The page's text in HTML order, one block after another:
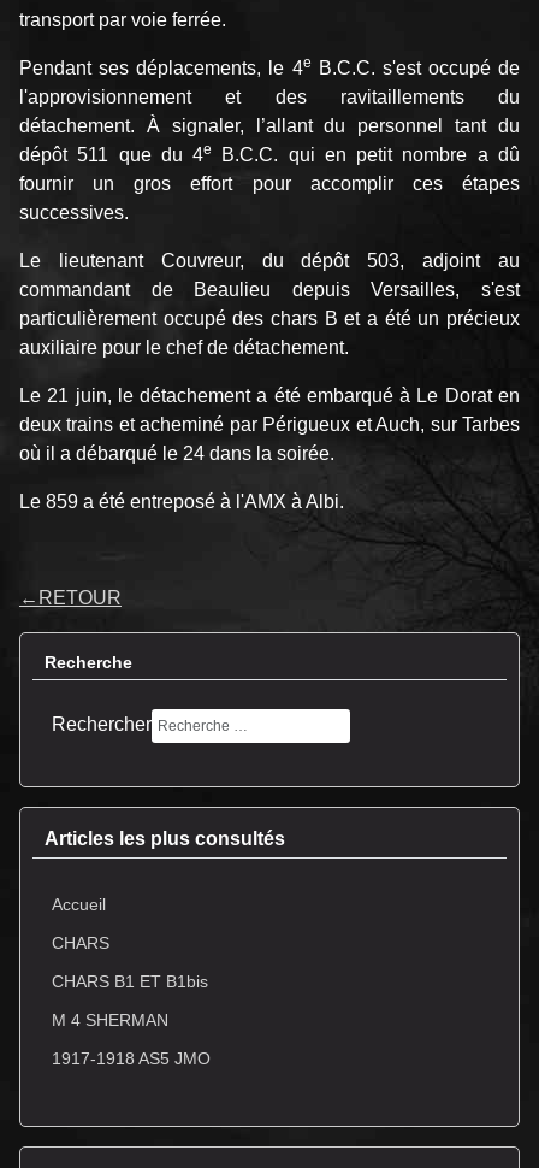
transport par voie ferrée.
Pendant ses déplacements, le 4e
B.C.C. s'est occupé de
l'approvisionnement et des ravitaillements du
détachement. À signaler, l’allant du personnel tant du
dépôt 511 que du 4e
B.C.C. qui en petit nombre a dû
fournir un gros effort pour accomplir ces étapes
successives.
Le lieutenant Couvreur, du dépôt 503, adjoint au
commandant de Beaulieu depuis Versailles, s'est
particulièrement occupé des chars B et a été un précieux
auxiliaire pour le chef de détachement.
Le 21 juin, le détachement a été embarqué à Le Dorat en
deux trains et acheminé par Périgueux et Auch, sur Tarbes
où il a débarqué le 24 dans la soirée.
Le 859 a été entreposé à l'AMX à Albi.
← RETOUR
Recherche
Rechercher
Articles les plus consultés
Accueil
CHARS
CHARS B1 ET B1bis
M 4 SHERMAN
1917-1918 AS5 JMO